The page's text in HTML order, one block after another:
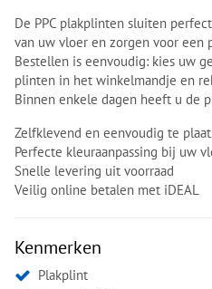
De PPC plakplinten sluiten
van uw vloer en zorgen voor een
Bestellen is eenvoudig: kies uw
plinten in het winkelmandje en
Binnen enkele dagen heeft u de
Zelfklevend en eenvoudig te
Perfecte kleuraanpassing bij uw
Snelle levering uit voorraad
Veilig online betalen met iDEAL
Kenmerken
Plakplint